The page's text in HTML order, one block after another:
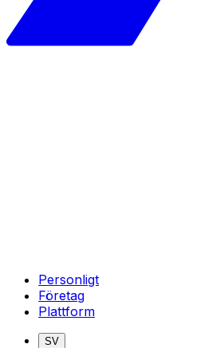
Personligt
Företag
Plattform
SV